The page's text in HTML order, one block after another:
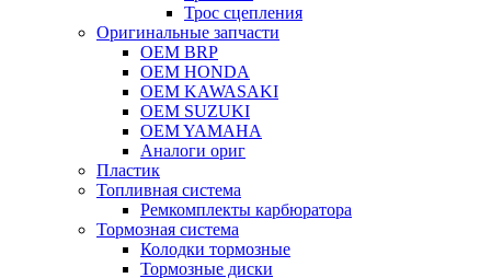
Трос сцепления
Оригинальные запчасти
OEM BRP
OEM HONDA
OEM KAWASAKI
OEM SUZUKI
OEM YAMAHA
Аналоги ориг
Пластик
Топливная система
Ремкомплекты карбюратора
Тормозная система
Колодки тормозные
Тормозные диски